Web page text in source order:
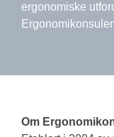
ergonomiske
Om